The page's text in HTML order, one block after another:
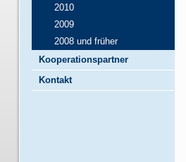
2010
2009
2008 und früher
Kooperationspartner
Kontakt